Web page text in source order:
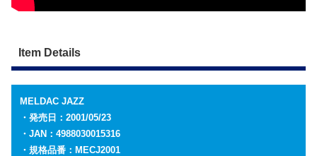
Item Details
MELDAC JAZZ
・発売日：2001/05/23
・JAN：4988030015316
・規格品番：MECJ2001